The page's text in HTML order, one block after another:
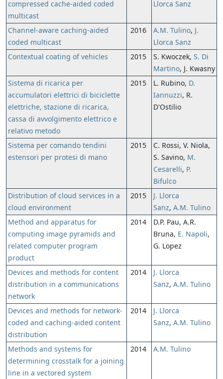
compressed cache-aided coded
multicast
Llorca Sanz
Channel-aware caching-aided
coded multicast
2016 A.M. Tulino, J.
Llorca Sanz
Contextual coating of vehicles
2015 S. Kwoczek, S. Di
Martino, J. Kwasny
Sistema di ricarica per
accumulatori elettrici di biciclette
elettriche, stazione di ricarica,
cassa di avvolgimento elettrico e
relativo metodo
2015 L. Rubino, D.
Iannuzzi, R.
D'Ostilio
Sistema per comando tendini
estensori per protesi di mano
2015
C. Rossi, V. Niola,
S. Savino, M.
Cesarelli, P.
Bifulco
Distribution of cloud services in a
cloud environment
2015
J. Llorca
Sanz, A.M. Tulino
Method and apparatus for
computing image pyramids and
related computer program
product
2014
D.P. Pau, A.R.
Bruna, E. Napoli,
G. Lopez
Devices and methods for content
distribution in a communications
network
2014
J. Llorca
Sanz, A.M. Tulino
Devices and methods for network-
coded and caching-aided content
distribution
2014
J. Llorca
Sanz, A.M. Tulino
Methods and systems for
determining crosstalk for a joining
line in a vectored system
2014 A.M. Tulino